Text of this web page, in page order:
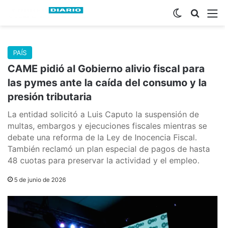
Buscar
Switch skin
PAÍS
CAME pidió al Gobierno alivio fiscal para
las pymes ante la caída del consumo y la
presión tributaria
La entidad solicitó a Luis Caputo la suspensión de
multas, embargos y ejecuciones fiscales mientras se
debate una reforma de la Ley de Inocencia Fiscal.
También reclamó un plan especial de pagos de hasta
48 cuotas para preservar la actividad y el empleo.
5 de junio de 2026